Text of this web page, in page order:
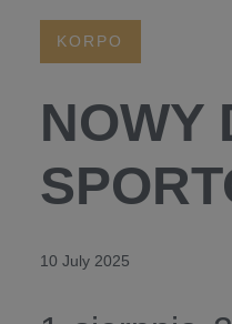
KORPO
NOWY
10 July 2025